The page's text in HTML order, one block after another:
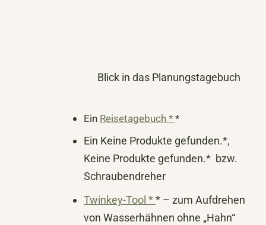
Blick in das Planungstagebuch
Ein Reisetagebuch * *
Ein Keine Produkte gefunden.*,
Keine Produkte gefunden.* bzw.
Schraubendreher
Twinkey-Tool ** – zum Aufdrehen
von Wasserhähnen ohne „Hahn“